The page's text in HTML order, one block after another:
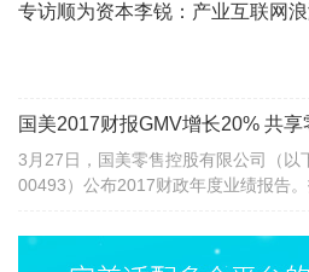
国美2017财报GMV增长20% 共
3月27日，国美零售控股有限公司（以
00493）公布2017财政年度业绩报告
GMV同比增长20.10%，其中线上平台
合利润率达18.26%；可比门店销售收